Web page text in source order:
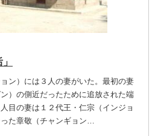
ン）には３人の妻がいた。最初の妻
）の側近だったために追放された端
目の妻は１２代王・仁宗（インジョ
た章敬（チャンギョン…